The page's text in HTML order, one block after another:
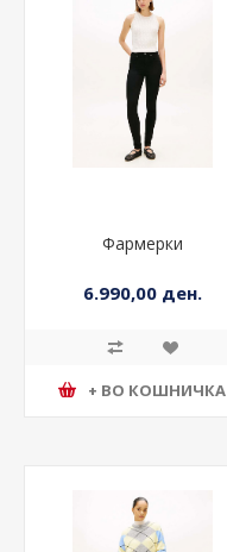
Фармерки
6.990,00 ден.
+ ВО КОШНИЧКА